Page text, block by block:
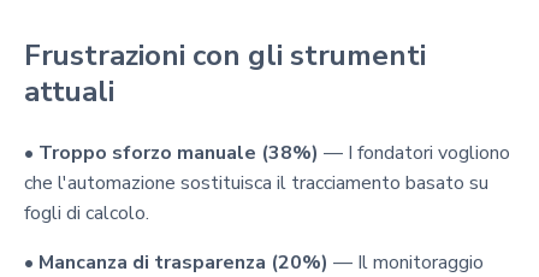
Frustrazioni con gli strumenti
attuali
• Troppo sforzo manuale (38%) — I fondatori vogliono
che l'automazione sostituisca il tracciamento basato su
fogli di calcolo.
• Mancanza di trasparenza (20%) — Il monitoraggio